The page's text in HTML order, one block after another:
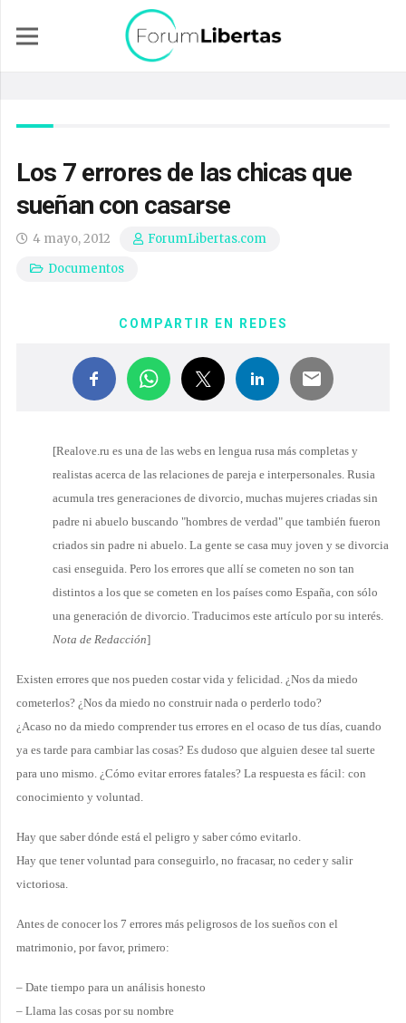
Los 7 errores de las chicas que
sueñan con casarse
4 mayo, 2012
ForumLibertas.com
Documentos
COMPARTIR EN REDES
[Realove.ru es una de las webs en lengua rusa más completas y
realistas acerca de las relaciones de pareja e interpersonales. Rusia
acumula tres generaciones de divorcio, muchas mujeres criadas sin
padre ni abuelo buscando "hombres de verdad" que también fueron
criados sin padre ni abuelo. La gente se casa muy joven y se divorcia
casi enseguida. Pero los errores que allí se cometen no son tan
distintos a los que se cometen en los países como España, con sólo
una generación de divorcio. Traducimos este artículo por su interés.
Nota de Redacción]
Existen errores que nos pueden costar vida y felicidad. ¿Nos da miedo
cometerlos? ¿Nos da miedo no construir nada o perderlo todo?
¿Acaso no da miedo comprender tus errores en el ocaso de tus días, cuando
ya es tarde para cambiar las cosas? Es dudoso que alguien desee tal suerte
para uno mismo. ¿Cómo evitar errores fatales? La respuesta es fácil: con
conocimiento y voluntad.
Hay que saber dónde está el peligro y saber cómo evitarlo.
Hay que tener voluntad para conseguirlo, no fracasar, no ceder y salir
victoriosa.
Antes de conocer los 7 errores más peligrosos de los sueños con el
matrimonio, por favor, primero:
– Date tiempo para un análisis honesto
– Llama las cosas por su nombre